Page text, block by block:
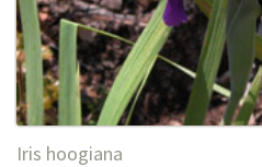
Iris hoogiana